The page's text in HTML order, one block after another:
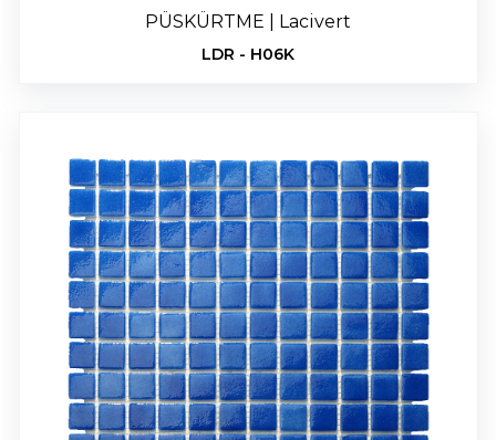
PÜSKÜRTME | Lacivert
LDR - H06K